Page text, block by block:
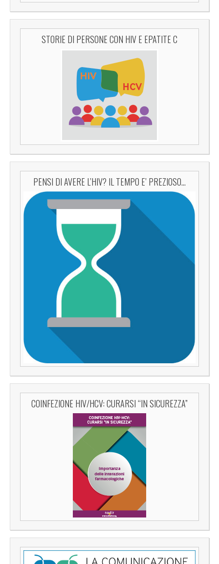
STORIE DI PERSONE CON HIV E EPATITE C
PENSI DI AVERE L’HIV? IL TEMPO E’ PREZIOSO…
COINFEZIONE HIV/HCV: CURARSI “IN SICUREZZA”